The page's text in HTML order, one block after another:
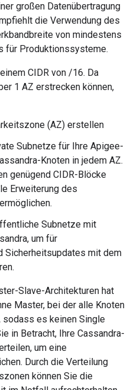
großen Datenübertragung
die Verwendung des
von mindestens
für Produktionssysteme.
CIDR von /16. Da
1 AZ erstrecken können,
(AZ) erstellen
Subnetze für Ihre Apigee-
Knoten in jedem AZ.
genügend CIDR-Blöcke
Erweiterung des
Subnetze mit
um für
Sicherheitsupdates mit dem
Slave-Architekturen hat
Master, bei der alle Knoten
es keinen Single
in Betracht, Ihre Cassandra-
um eine
Durch die Verteilung
können Sie die